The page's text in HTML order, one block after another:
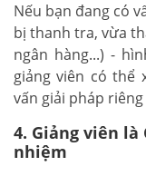
Nếu bạn đang có
bị thanh tra, vừa
ngân hàng...) -
giảng viên có
vấn giải pháp
4. Giảng viên
nhiệm